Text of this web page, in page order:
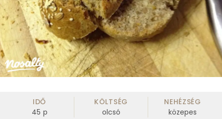
IDŐ
45 p
KÖLTSÉG
olcsó
NEHÉZSÉG
közepes